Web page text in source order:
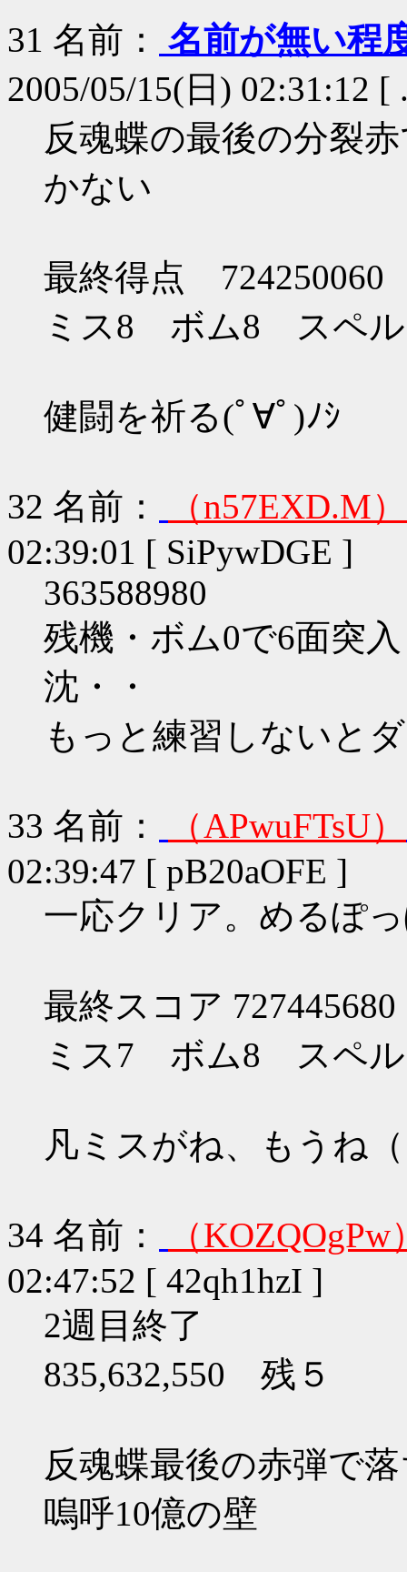
31 名前：
名前が無い程
2005/05/15(日) 02:31:12 [
反魂蝶の最後の分裂
かない
最終得点 724250060
ミス8 ボム8 スペル
健闘を祈る(ﾟ∀ﾟ)ﾉｼ
32 名前：
（n57EXD.M）
02:39:01 [ SiPywDGE ]
363588980
残機・ボム0で6面突
沈・・
もっと練習しないと
33 名前：
（APwuFTsU）
02:39:47 [ pB20aOFE ]
一応クリア。めるぽ
最終スコア 727445680
ミス7 ボム8 スペル
凡ミスがね、もうね
34 名前：
（KOZQOgPw
02:47:52 [ 42qh1hzI ]
2週目終了
835,632,550 残５
反魂蝶最後の赤弾で
嗚呼10億の壁